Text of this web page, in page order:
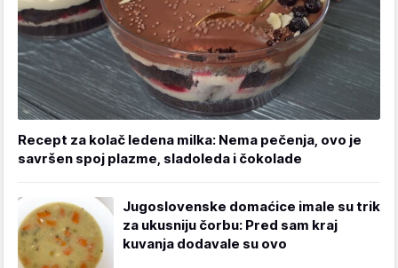
Recept za kolač ledena milka: Nema pečenja, ovo je
savršen spoj plazme, sladoleda i čokolade
Jugoslovenske domaćice imale su trik
za ukusniju čorbu: Pred sam kraj
kuvanja dodavale su ovo